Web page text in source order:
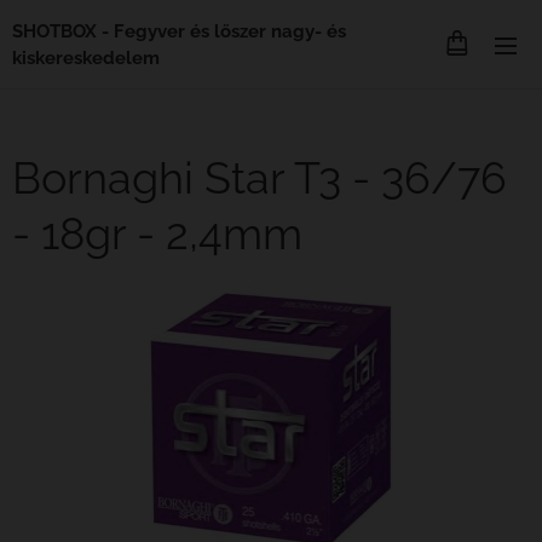
SHOTBOX - Fegyver és lőszer nagy- és
kiskereskedelem
Bornaghi Star T3 - 36/76
- 18gr - 2,4mm